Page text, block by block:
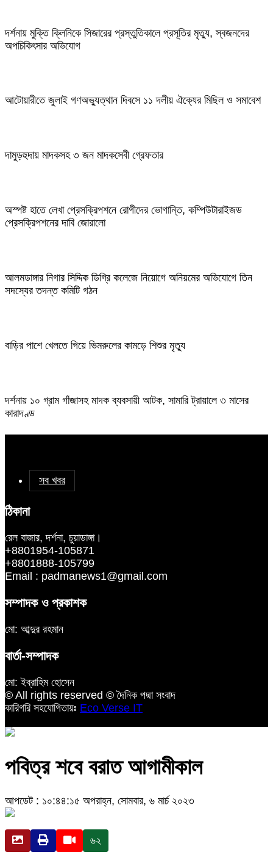
দর্শনায় মুক্তি ক্লিনিকে সিজারের প্রস্তুতিকালে প্রসূতির মৃত্যু, স্বজনদের
অপচিকিৎসার অভিযোগ
আটোয়ারীতে জুলাই গণঅভ্যুত্থান দিবসে ১১ দলীয় ঐক্যের মিছিল ও সমাবেশ
দামুড়হুদায় মাদকসহ ৩ জন মাদকসেবী গ্রেফতার
অস্পষ্ট হাতে লেখা প্রেসক্রিপশনে রোগীদের ভোগান্তি, কম্পিউটারাইজড
প্রেসক্রিপশনের দাবি জোরালো
আলমডাঙ্গার নিগার সিদ্দিক ডিগ্রি কলেজে নিয়োগে অনিয়মের অভিযোগে তিন
সদস্যের তদন্ত কমিটি গঠন
বাড়ির পাশে খেলতে গিয়ে ভিমরুলের কামড়ে শিশুর মৃত্যু
দর্শনায় ১০ গ্রাম গাঁজাসহ মাদক ব্যবসায়ী আটক, সামারি ট্রায়ালে ৩ মাসের
কারাদণ্ড
সব খবর
ঠিকানা
রেল বাজার, দর্শনা, চুয়াডাঙ্গা।
+8801954-105871
+8801888-105799
Email : padmanews1@gmail.com
সম্পাদক ও প্রকাশক
মো: আব্দুর রহমান
বার্তা-সম্পাদক
মো: ইব্রাহিম হোসেন
© All rights reserved © দৈনিক পদ্মা সংবাদ
কারিগরি সহযোগিতায়ঃ Eco Verse IT
পবিত্র শবে বরাত আগামীকাল
আপডেট : ১০:৪৪:১৫ অপরাহ্ন, সোমবার, ৬ মার্চ ২০২৩
৬২